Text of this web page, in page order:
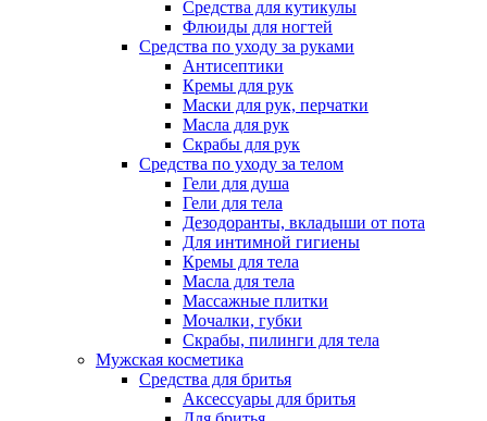
Средства для кутикулы
Флюиды для ногтей
Средства по уходу за руками
Антисептики
Кремы для рук
Маски для рук, перчатки
Масла для рук
Скрабы для рук
Средства по уходу за телом
Гели для душа
Гели для тела
Дезодоранты, вкладыши от пота
Для интимной гигиены
Кремы для тела
Масла для тела
Массажные плитки
Мочалки, губки
Скрабы, пилинги для тела
Мужская косметика
Средства для бритья
Аксессуары для бритья